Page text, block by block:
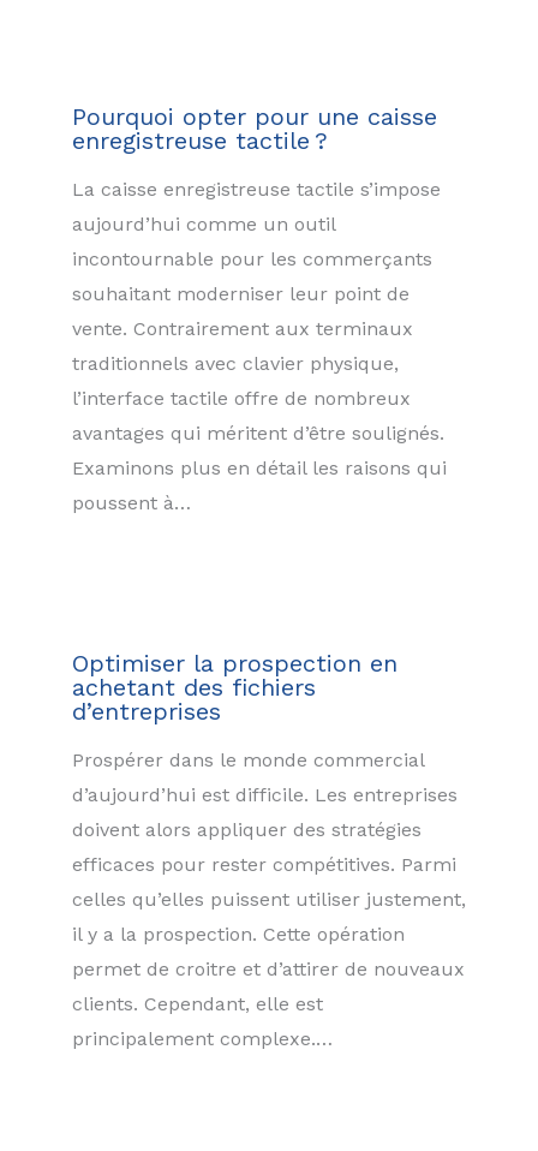
Pourquoi opter pour une caisse
enregistreuse tactile ?
La caisse enregistreuse tactile s’impose
aujourd’hui comme un outil
incontournable pour les commerçants
souhaitant moderniser leur point de
vente. Contrairement aux terminaux
traditionnels avec clavier physique,
l’interface tactile offre de nombreux
avantages qui méritent d’être soulignés.
Examinons plus en détail les raisons qui
poussent à…
Optimiser la prospection en
achetant des fichiers
d’entreprises
Prospérer dans le monde commercial
d’aujourd’hui est difficile. Les entreprises
doivent alors appliquer des stratégies
efficaces pour rester compétitives. Parmi
celles qu’elles puissent utiliser justement,
il y a la prospection. Cette opération
permet de croitre et d’attirer de nouveaux
clients. Cependant, elle est
principalement complexe.…